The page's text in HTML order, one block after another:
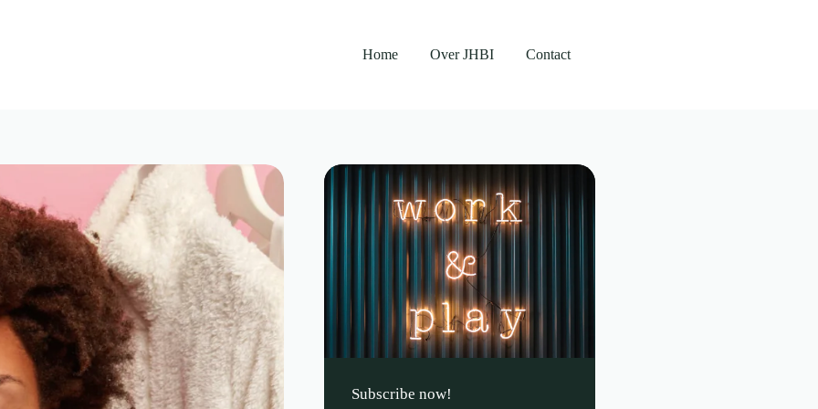
Home Over JHBI Contact
Subscribe now!